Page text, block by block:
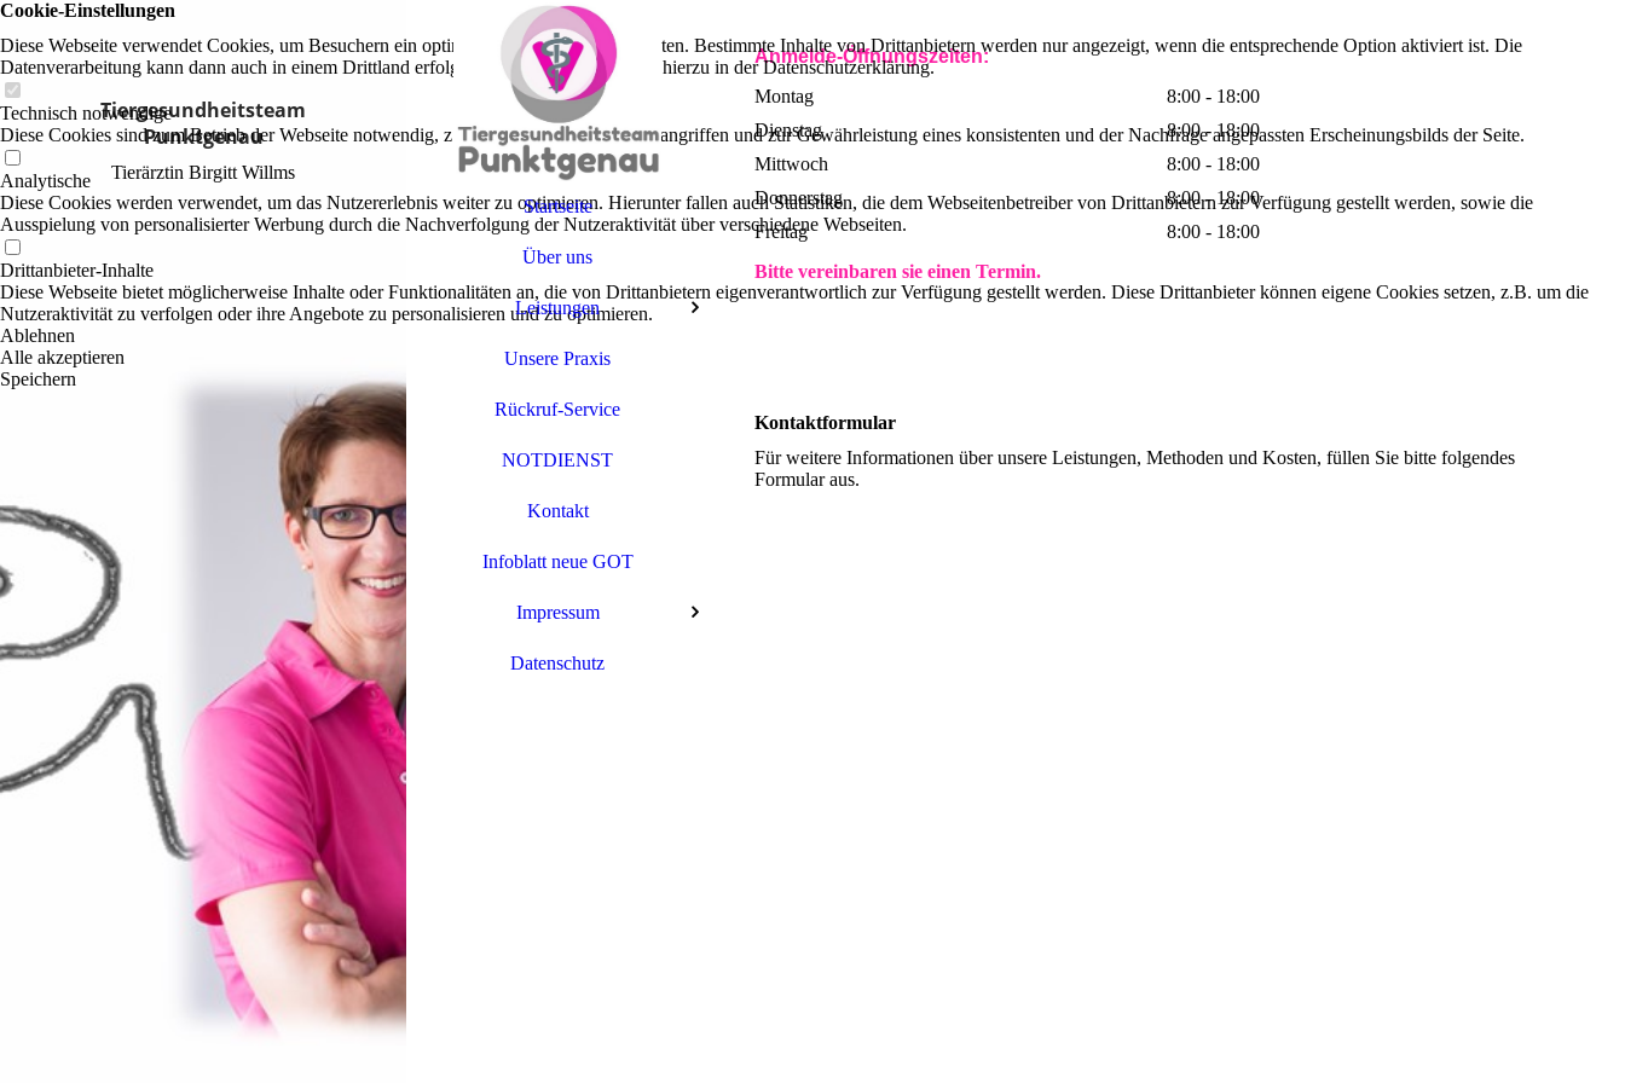
Tiergesundheitsteam
Punktgenau
Tierärztin Birgitt Willms
Startseite
Über uns
Leistungen
Unsere Praxis
Rückruf-Service
NOTDIENST
Kontakt
Infoblatt neue GOT
Impressum
Datenschutz
Anmelde-Öffnungszeiten:
Montag
8:00 - 18:00
Dienstag
8:00 - 18:00
Mittwoch
8:00 - 18:00
Donnerstag
8:00 - 18:00
Freitag
8:00 - 18:00
Bitte vereinbaren sie einen Termin.
Kontaktformular
Für weitere Informationen über unsere Leistungen, Methoden und Kosten, füllen Sie bitte folgendes
Formular aus.
Cookie-Einstellungen
Diese Webseite verwendet Cookies, um Besuchern ein optimales Nutzererlebnis zu bieten. Bestimmte Inhalte von Drittanbietern werden nur angezeigt, wenn die entsprechende Option aktiviert ist. Die
Datenverarbeitung kann dann auch in einem Drittland erfolgen. Weitere Informationen hierzu in der Datenschutzerklärung.
Technisch notwendige
Diese Cookies sind zum Betrieb der Webseite notwendig, z.B. zum Schutz vor Hackerangriffen und zur Gewährleistung eines konsistenten und der Nachfrage angepassten Erscheinungsbilds der Seite.
Analytische
Diese Cookies werden verwendet, um das Nutzererlebnis weiter zu optimieren. Hierunter fallen auch Statistiken, die dem Webseitenbetreiber von Drittanbietern zur Verfügung gestellt werden, sowie die
Ausspielung von personalisierter Werbung durch die Nachverfolgung der Nutzeraktivität über verschiedene Webseiten.
Drittanbieter-Inhalte
Diese Webseite bietet möglicherweise Inhalte oder Funktionalitäten an, die von Drittanbietern eigenverantwortlich zur Verfügung gestellt werden. Diese Drittanbieter können eigene Cookies setzen, z.B. um die
Nutzeraktivität zu verfolgen oder ihre Angebote zu personalisieren und zu optimieren.
Ablehnen
Alle akzeptieren
Speichern